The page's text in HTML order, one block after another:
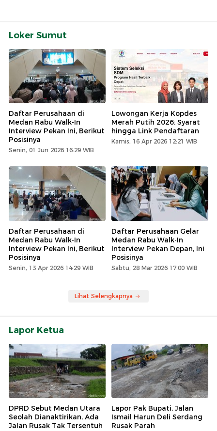
Loker Sumut
Daftar Perusahaan di
Medan Rabu Walk-In
Interview Pekan Ini, Berikut
Posisinya
Senin, 01 Jun 2026 16:29 WIB
Lowongan Kerja Kopdes
Merah Putih 2026: Syarat
hingga Link Pendaftaran
Kamis, 16 Apr 2026 12:21 WIB
Daftar Perusahaan di
Medan Rabu Walk-In
Interview Pekan Ini, Berikut
Posisinya
Senin, 13 Apr 2026 14:29 WIB
Daftar Perusahaan Gelar
Medan Rabu Walk-In
Interview Pekan Depan, Ini
Posisinya
Sabtu, 28 Mar 2026 17:00 WIB
Lihat Selengkapnya
Lapor Ketua
DPRD Sebut Medan Utara
Seolah Dianaktirikan, Ada
Jalan Rusak Tak Tersentuh
Lapor Pak Bupati, Jalan
Ismail Harun Deli Serdang
Rusak Parah